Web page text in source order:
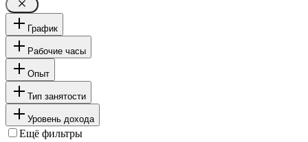
График
Рабочие часы
Опыт
Тип занятости
Уровень дохода
Ещё фильтры